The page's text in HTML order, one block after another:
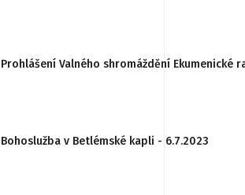
Prohlášení Valného shromáždění
Bohoslužba v Betlémské kapli - 6.7.2023